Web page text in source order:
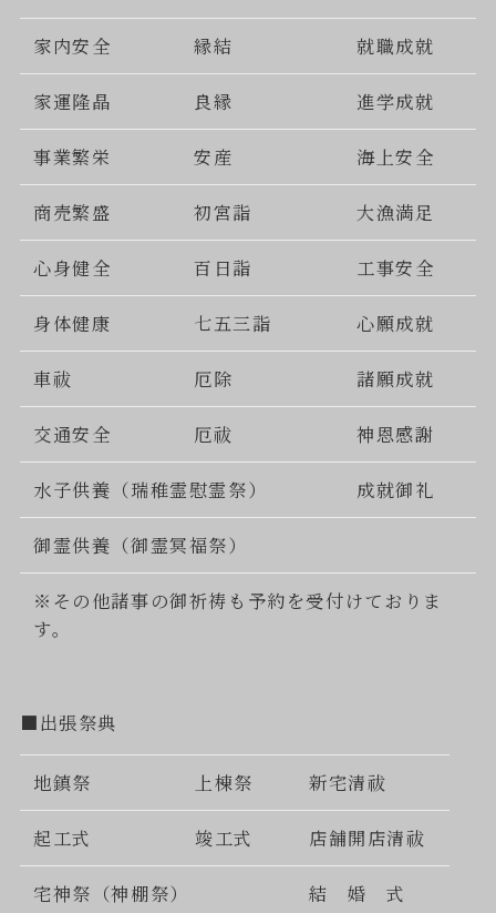
家内安全 縁結 就職成就
家運隆晶 良縁 進学成就
事業繁栄 安産 海上安全
商売繁盛 初宮詣 大漁満足
心身健全 百日詣 工事安全
身体健康 七五三詣 心願成就
車祓 厄除 諸願成就
交通安全 厄祓 神恩感謝
水子供養（瑞稚霊慰霊祭） 成就御礼
御霊供養（御霊冥福祭）
※その他諸事の御祈祷も予約を受付けておりま
す。
■出張祭典
地鎮祭 上棟祭 新宅清祓
起工式 竣工式 店舗開店清祓
宅神祭（神棚祭） 結 婚 式